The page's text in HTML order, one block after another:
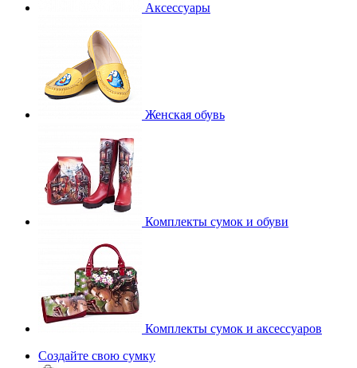
Аксессуары
Женская обувь
Комплекты сумок и обуви
Комплекты сумок и аксессуаров
Создайте свою сумку